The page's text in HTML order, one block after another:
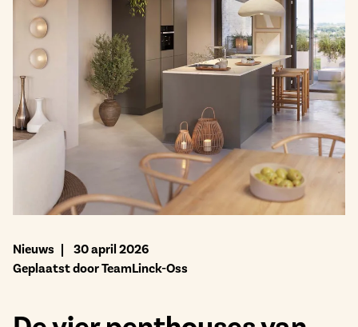
Nieuws
30 april 2026
Geplaatst door TeamLinck-Oss
Verkoop Linck van start!
De verkoop van Linck is officieel begonnen. Neem
een kijkje in het woningaanbod, kies jouw favoriet
en start je inschrijving. We helpen je graag verder
bij de volgende stap.
Bekijk het aanbod